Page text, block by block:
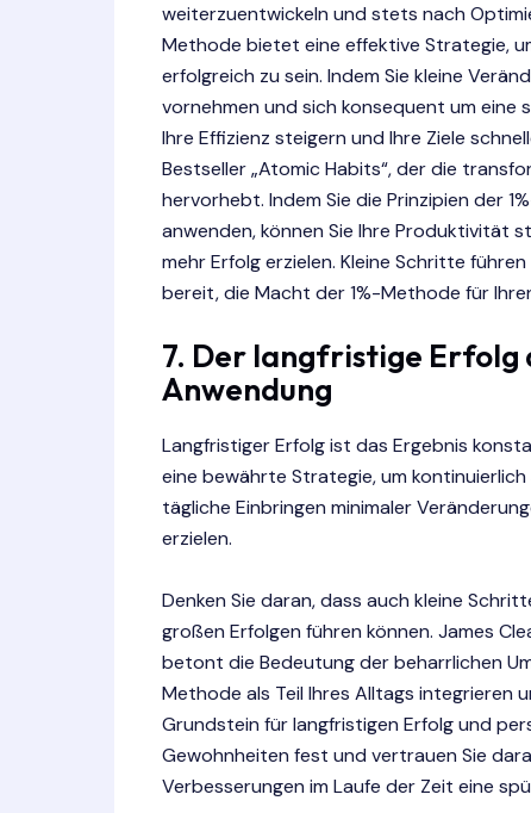
weiterzuentwickeln und stets nach
Methode bietet eine effektive Strategie,
erfolgreich zu sein. Indem Sie kleine
vornehmen und sich konsequent um eine
Ihre Effizienz steigern und Ihre Ziele
Bestseller „Atomic Habits“, der die
hervorhebt. Indem Sie die Prinzipien der
anwenden, können Sie Ihre Produktivität
mehr Erfolg erzielen. Kleine Schritte
bereit, die Macht der 1%-Methode für
7. Der langfristige Erfolg
Anwendung
Langfristiger Erfolg ist das Ergebnis
eine bewährte Strategie, um
tägliche Einbringen minimaler
erzielen.
Denken Sie daran, dass auch kleine
großen Erfolgen führen können. James
betont die Bedeutung der beharrlichen
Methode als Teil Ihres Alltags integrieren
Grundstein für langfristigen Erfolg und
Gewohnheiten fest und vertrauen Sie
Verbesserungen im Laufe der Zeit eine